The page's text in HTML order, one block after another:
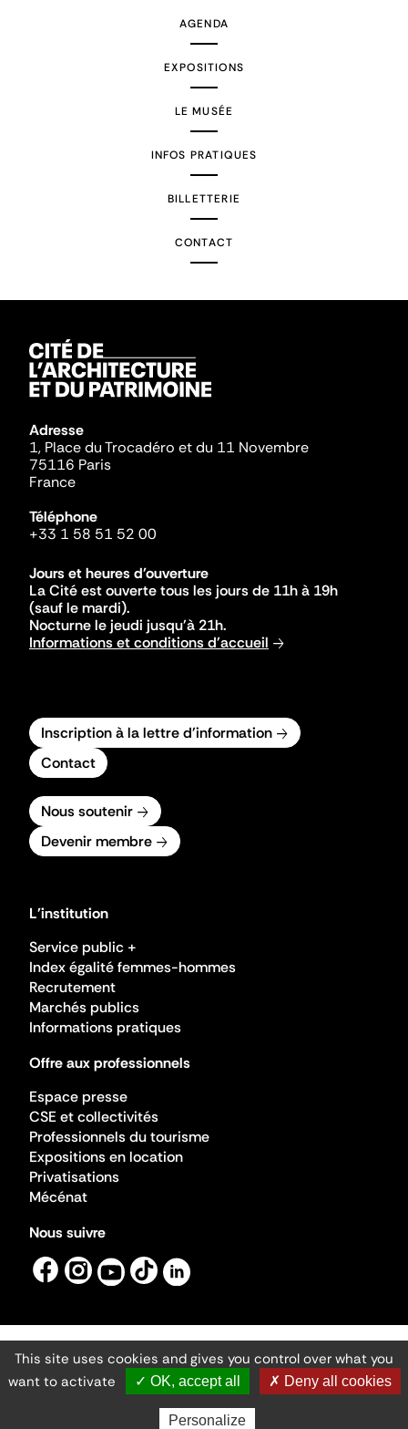
AGENDA
EXPOSITIONS
LE MUSÉE
INFOS PRATIQUES
BILLETTERIE
CONTACT
Adresse
1, Place du Trocadéro et du 11 Novembre
75116 Paris
France
Téléphone
+33 1 58 51 52 00
Jours et heures d'ouverture
La Cité est ouverte tous les jours de 11h à 19h
(sauf le mardi).
Nocturne le jeudi jusqu'à 21h.
Informations et conditions d'accueil
Inscription à la lettre d'information
Contact
Nous soutenir
Devenir membre
L'institution
Service public +
Index égalité femmes-hommes
Recrutement
Marchés publics
Informations pratiques
Offre aux professionnels
Espace presse
CSE et collectivités
Professionnels du tourisme
Expositions en location
Privatisations
Mécénat
Nous suivre
Mentions légales
Gestion des cookies
Accessibilité numérique
Ministère de la Culture ©2026
- Cité de l'architecture et du patrimoine
This site uses cookies and gives you control over what you
want to activate
✓ OK, accept all ✗ Deny all cookies
Personalize